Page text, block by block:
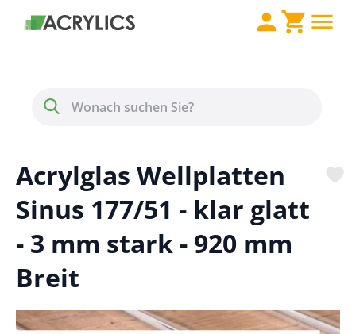
Menü
Acrylglas Wellplatten
Sinus 177/51 - klar glatt
- 3 mm stark - 920 mm
Breit